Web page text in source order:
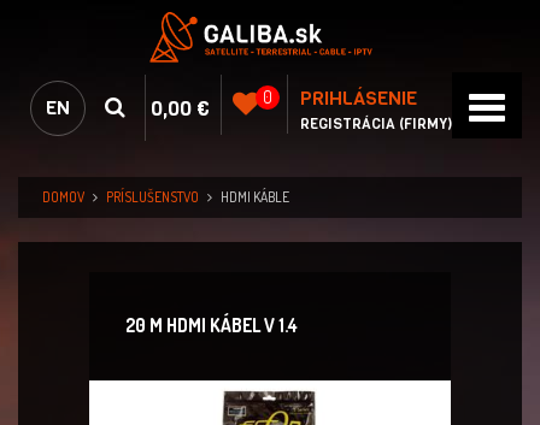
EN 0,00 € 0 PRIHLÁSENIE
REGISTRÁCIA (FIRMY)
DOMOV PRÍSLUŠENSTVO HDMI KÁBLE
20 M HDMI KÁBEL V 1.4